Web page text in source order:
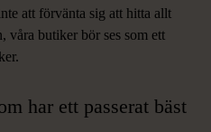
att förvänta sig att hitta allt
våra butiker bör ses som ett
har ett passerat bäst